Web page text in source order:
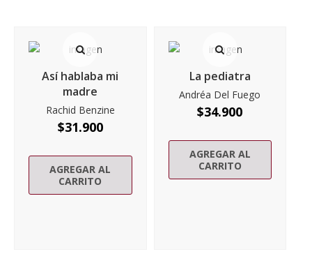
Así hablaba mi
madre
Rachid Benzine
$31.900
AGREGAR AL
CARRITO
La pediatra
Andréa Del Fuego
$34.900
AGREGAR AL
CARRITO